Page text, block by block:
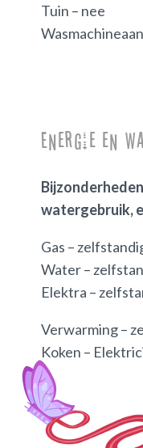
Tuin – nee
Energie en
watergebruik,
Gas –
Water –
Elektra –
Verwarming –
Koken –